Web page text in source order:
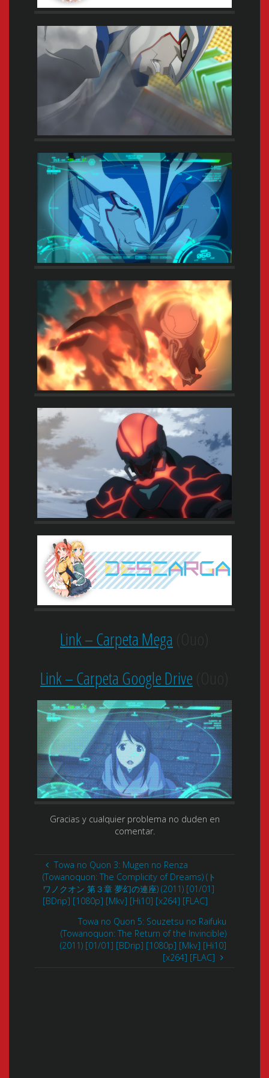
Link – Carpeta Mega
Link – Carpeta Google Drive
Gracias y cualquier problema no duden en
comentar.
Towa no Quon 3: Mugen no Renza
(Towanoquon: The Complicity of Dreams) (ト
ワノクオン 第３章 夢幻の連座) (2011) [01/01]
[BDrip] [1080p] [Mkv] [Hi10] [x264] [FLAC]
Towa no Quon 5: Souzetsu no Raifuku
(Towanoquon: The Return of the Invincible)
(2011) [01/01] [BDrip] [1080p] [Mkv] [Hi10]
[x264] [FLAC]